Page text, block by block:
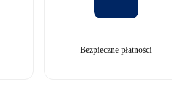
Bezpieczne płatności